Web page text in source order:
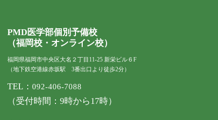
PMD医学部個別予備校
（福岡校・オンライン校）
福岡県福岡市中央区大名２丁目11-25 新栄ビル６F
（地下鉄空港線赤坂駅 3番出口より徒歩2分）
TEL： 092-406-7088
（受付時間：9時から17時）